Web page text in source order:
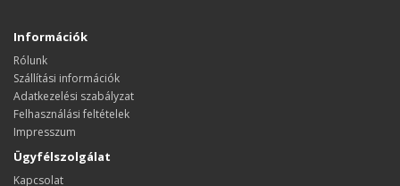
Információk
Rólunk
Szállítási információk
Adatkezelési szabályzat
Felhasználási feltételek
Impresszum
Ügyfélszolgálat
Kapcsolat